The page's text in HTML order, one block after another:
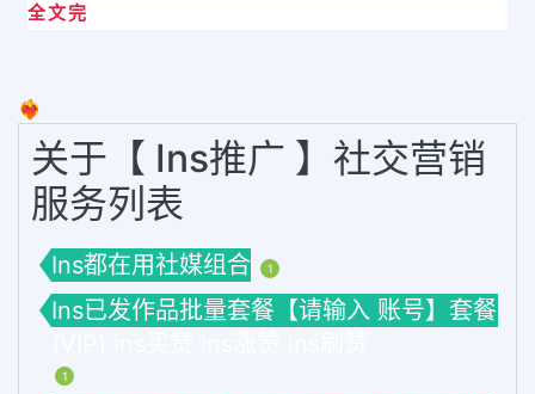
全文完
❤️‍🔥
关于【 Ins推广 】社交营销
服务列表
Ins都在用社媒组合 1
Ins已发作品批量套餐【请输入 账号】套餐
1